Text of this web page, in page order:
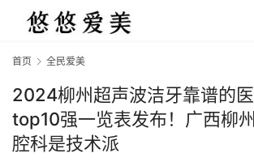
首页 全民爱美
2024柳州超声波洁牙靠谱的
top10强一览表发布！广西柳
腔科是技术派